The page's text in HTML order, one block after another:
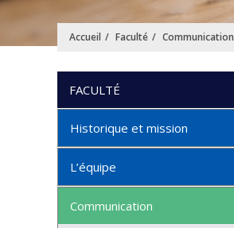
Accueil Faculté Communication
FACULTÉ
Historique et mission
L’équipe
Communication